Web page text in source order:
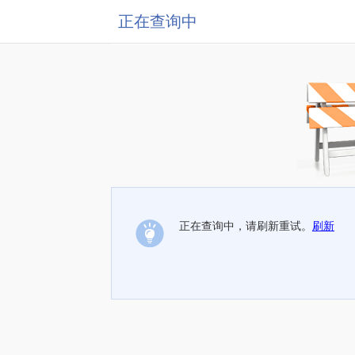
正在查询中
正在查询中，请刷新重试。 刷新